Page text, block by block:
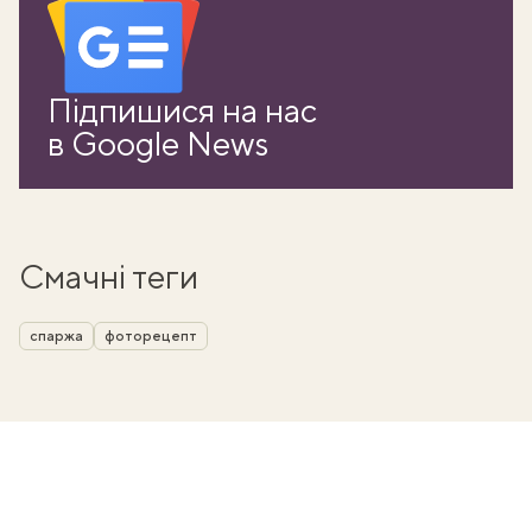
Підпишися на нас
в Google News
Смачні теги
спаржа фоторецепт